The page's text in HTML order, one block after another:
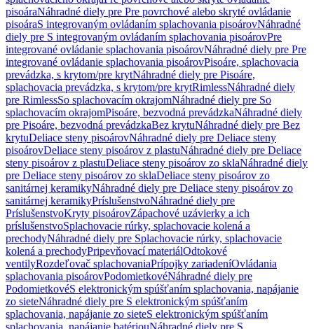
pisoáraNáhradné diely pre Pre povrchové alebo skryté ovládanie
pisoáraS integrovaným ovládaním splachovania pisoárovNáhradné
diely pre S integrovaným ovládaním splachovania pisoárovPre
integrované ovládanie splachovania pisoárovNáhradné diely pre Pre
integrované ovládanie splachovania pisoárovPisoáre, splachovacia
prevádzka, s krytom/pre krytNáhradné diely pre Pisoáre,
splachovacia prevádzka, s krytom/pre krytRimlessNáhradné diely
pre RimlessSo splachovacím okrajomNáhradné diely pre So
splachovacím okrajomPisoáre, bezvodná prevádzkaNáhradné diely
pre Pisoáre, bezvodná prevádzkaBez krytuNáhradné diely pre Bez
krytuDeliace steny pisoárovNáhradné diely pre Deliace steny
pisoárovDeliace steny pisoárov z plastuNáhradné diely pre Deliace
steny pisoárov z plastuDeliace steny pisoárov zo sklaNáhradné diely
pre Deliace steny pisoárov zo sklaDeliace steny pisoárov zo
sanitárnej keramikyNáhradné diely pre Deliace steny pisoárov zo
sanitárnej keramikyPríslušenstvoNáhradné diely pre
PríslušenstvoKryty pisoárovZápachové uzávierky a ich
príslušenstvoSplachovacie rúrky, splachovacie kolená a
prechodyNáhradné diely pre Splachovacie rúrky, splachovacie
kolená a prechodyPripevňovací materiálOdtokové
ventilyRozdeľovač splachovaniaPrípojky zariadeníOvládania
splachovania pisoárovPodomietkovéNáhradné diely pre
PodomietkovéS elektronickým spúšťaním splachovania, napájanie
zo sieteNáhradné diely pre S elektronickým spúšťaním
splachovania, napájanie zo sieteS elektronickým spúšťaním
splachovania, napájanie batériouNáhradné diely pre S